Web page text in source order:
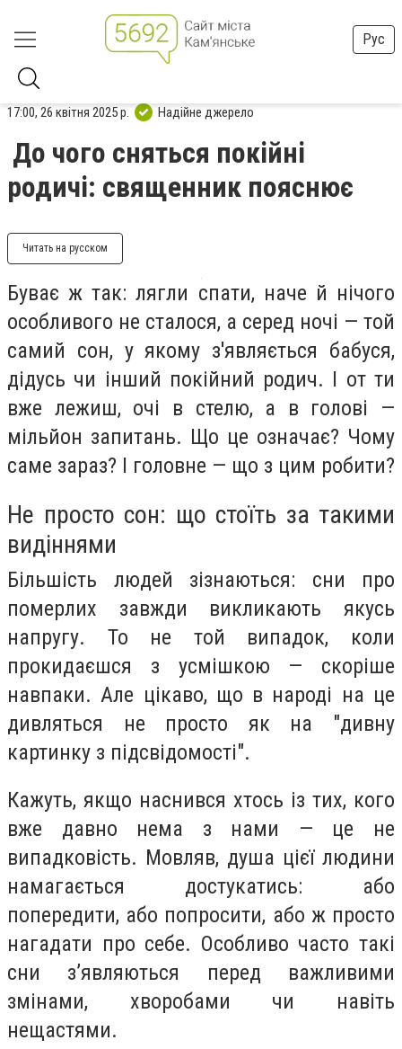
Рус
17:00, 26 квітня 2025 р. Надійне джерело
До чого сняться покійні
родичі: священник пояснює
Читать на русском
Буває ж так: лягли спати, наче й нічого
особливого не сталося, а серед ночі — той
самий сон, у якому з'являється бабуся,
дідусь чи інший покійний родич. І от ти
вже лежиш, очі в стелю, а в голові —
мільйон запитань. Що це означає? Чому
саме зараз? І головне — що з цим робити?
Не просто сон: що стоїть за такими
видіннями
Більшість людей зізнаються: сни про
померлих завжди викликають якусь
напругу. То не той випадок, коли
прокидаєшся з усмішкою — скоріше
навпаки. Але цікаво, що в народі на це
дивляться не просто як на "дивну
картинку з підсвідомості".
Кажуть, якщо наснився хтось із тих, кого
вже давно нема з нами — це не
випадковість. Мовляв, душа цієї людини
намагається достукатись: або
попередити, або попросити, або ж просто
нагадати про себе. Особливо часто такі
сни з’являються перед важливими
змінами, хворобами чи навіть
нещастями.